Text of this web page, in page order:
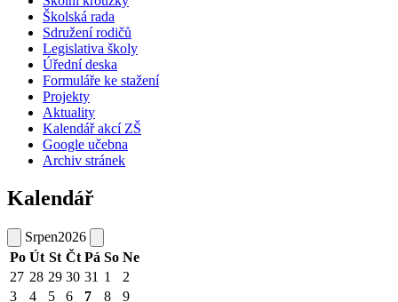
Školská rada
Sdružení rodičů
Legislativa školy
Úřední deska
Formuláře ke stažení
Projekty
Aktuality
Kalendář akcí ZŠ
Google učebna
Archiv stránek
Kalendář
Srpen2026
Po Út St Čt Pá So Ne
27 28 29 30 31 1
2
3
4 5 6 7 8
9